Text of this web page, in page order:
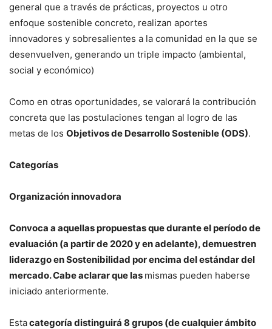
general que a través de prácticas, proyectos u otro
enfoque sostenible concreto, realizan aportes
innovadores y sobresalientes a la comunidad en la que se
desenvuelven, generando un triple impacto (ambiental,
social y económico)
Como en otras oportunidades, se valorará la contribución
concreta que las postulaciones tengan al logro de las
metas de los Objetivos de Desarrollo Sostenible (ODS).
Categorías
Organización innovadora
Convoca a aquellas propuestas que durante el período de
evaluación (a partir de 2020 y en adelante), demuestren
liderazgo en Sostenibilidad por encima del estándar del
mercado. Cabe aclarar que las mismas pueden haberse
iniciado anteriormente.
Estacategoría distinguirá 8 grupos (de cualquier ámbito